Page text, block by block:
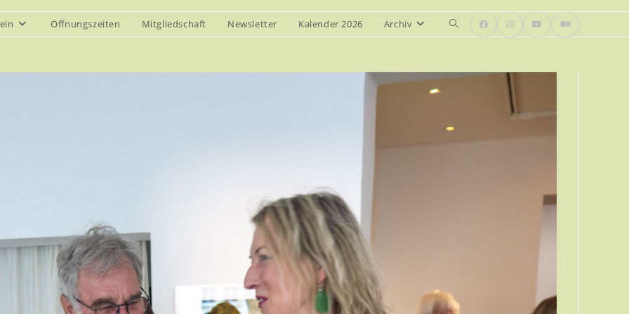
Öffnungszeiten Mitgliedschaft Newsletter Kalender 2026 Archiv
Website-
umschalten